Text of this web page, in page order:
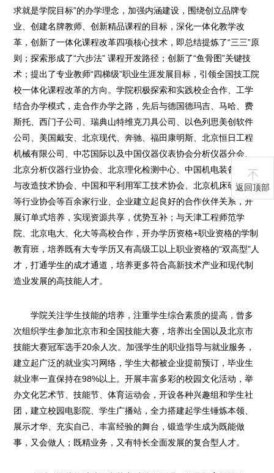
求就是学院目标”的办学理念，加强内涵建设，围绕创立品牌专
业、创建名牌教师、创新精品课程的目标，深化一体化教学改
革，创新了一体化课程改革四项核心技术，即总结提炼了“三三”原
则；探索形成了“六步法” 课程开发路径；创新了“鱼骨图”关键技
术；提出了专业教师“四梯级”职业生涯发展目标，引领全国技工院
校一体化课程改革的方向。学院积极探索和实践校企合作、工学
结合办学模式，走合作办学之路，先后与德国德玛吉、马哈、费
斯托、西门子公司、瑞典山特维克刀具公司、以色列思美创软件
公司、美国戴安、北京现代、奔驰、福田康明斯、北京恒日工程
机械有限公司、中芯国际以及中国仪器仪表协会分析仪器分会、
北京分析仪器行业协会、北京理化检测中心、中国机电装备维修
与改造技术协会、中国和平利用军工技术协会、北京机床研究所
等行业协会等百余家行业、企业建立起良好的合作伙伴关系，开
展订单式培养，实现资源共享，优势互补；与天津工程师范学
院、北京电大、化大等高校合作，开办学历资格+职业资格的学制
教育班，培养既有大专学历又有高级工以上职业资格的“双高型”人
才，打通学生的成才通道，培养更多符合高新技术产业和现代制
造业发展的高技能人才。
学院关注学生技能的培养，注重学生综合素质的提高，曾多
次组织学生参加北京市和全国技能大赛，培养出全国以及北京市
技能大赛冠军选手20余人次。加强学生的职业指导与就业服务，
建立起广泛的就业实习网络，学生大都被企业提前预订，毕业生
就业率一直保持在98%以上。开展丰富多彩的校园文化活动，举
办文化艺术节、技能节、体育运动会，开设各种兴趣组和学生社
团，建立校园电影院、学生广播站，全力搭建起学生锤炼本领、
展示才华、充实自己、丰富经验的舞台，锻造学生成为既能做
事，又会做人；既精业务，又有特长全面发展的复合型人才。
返回顶部